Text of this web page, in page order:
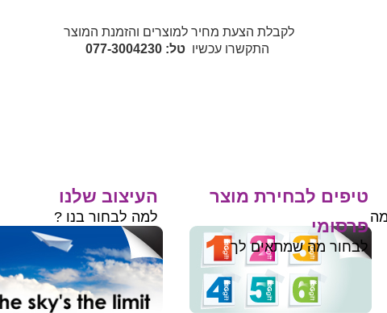
לקבלת הצעת מחיר למוצרים והזמנת המוצר
התקשרו עכשיו טל: 077-3004230
טיפים לבחירת מוצר
פרסומי
לבחור מה שמתאים לך
העיצוב שלנו
למה לבחור בנו ?